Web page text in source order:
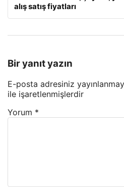
alış satış fiyatları
Bir yanıt yazın
E-posta adresiniz
ile işaretlenmişlerdir
Yorum *